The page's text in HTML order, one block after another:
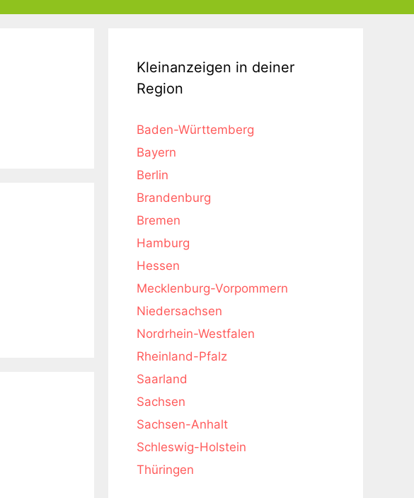
Kleinanzeigen in deiner
Region
Baden-Württemberg
Bayern
Berlin
Brandenburg
Bremen
Hamburg
Hessen
Mecklenburg-Vorpommern
Niedersachsen
Nordrhein-Westfalen
Rheinland-Pfalz
Saarland
Sachsen
Sachsen-Anhalt
Schleswig-Holstein
Thüringen